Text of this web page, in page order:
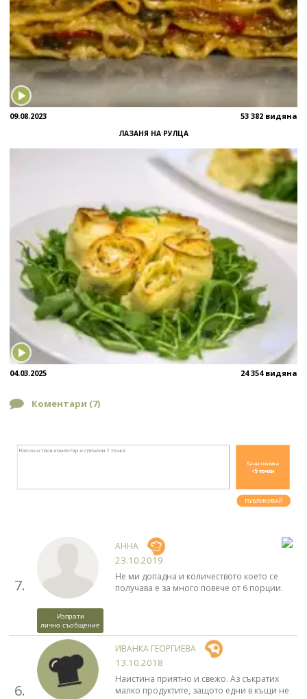
09.08.2023 53 382 видяна
ЛАЗАНЯ НА РУЛЦА
04.03.2025 24 354 видяна
Коментари (7)
7.
Изпрати
лично съобщение
АННА
23.10.2019
Не ми допадна и количеството което се
получава е за много повече от 6 порции.
6.
ИВАНКА ГЕОРГИЕВА
13.10.2018
Наистина приятно и свежо. Аз съкратих
малко продуктите, защото едни в къщи не